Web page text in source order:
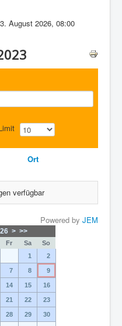
August 2026,08:00
Ort
verfügbar
Powered by JEM
> >>
Fr Sa
So
1
2
7 8 9
14 15 16
21 22 23
28 29 30